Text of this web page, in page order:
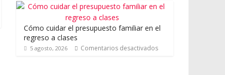
Cómo cuidar el presupuesto familiar en el
regreso a clases
5 agosto, 2026 Comentarios desactivados